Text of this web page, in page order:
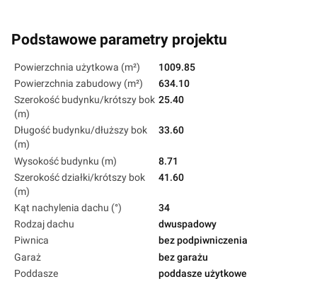
Podstawowe parametry projektu
Powierzchnia użytkowa (m²)
1009.85
Powierzchnia zabudowy (m²)
634.10
Szerokość budynku/krótszy bok
(m)
25.40
Długość budynku/dłuższy bok
(m)
33.60
Wysokość budynku (m)
8.71
Szerokość działki/krótszy bok
(m)
41.60
Kąt nachylenia dachu (°)
34
Rodzaj dachu
dwuspadowy
Piwnica
bez podpiwniczenia
Garaż
bez garażu
Poddasze
poddasze użytkowe